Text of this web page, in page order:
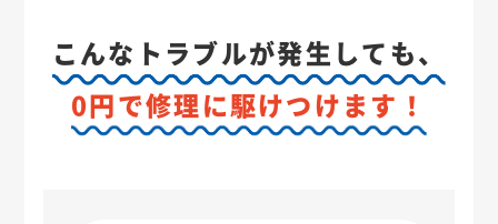
こんなトラブルが発生しても、
0円で修理に駆けつけます！